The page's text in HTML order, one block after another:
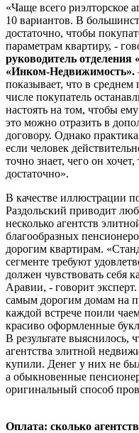
«Чаще всего риэлторское
10 вариантов. В
достаточно, чтобы
параметрам квартиру, -
руководитель
«Инком-Недвижимость».
показывает, что в среднем
числе покупатель
настоять на том, чтобы
это можно отразить в
договору. Однако
если человек
точно знает, чего он
достаточно».
В качестве иллюстрации
Раздольский приводит
несколько агентств
благообразных
дорогим квартирам.
сегменте требуют
должен чувствовать себя
Аравии, - говорит
самым дорогим домам на
каждой встрече поили
красиво оформленные
В результате выяснилось,
агентства элитной
купили. Денег у них не
а обыкновенные
оригинальный способ
Оплата: сколько